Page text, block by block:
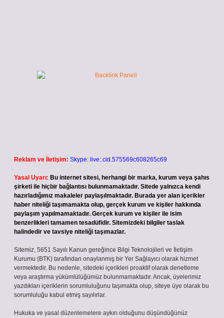
Reklam ve İletişim: Skype: live:.cid.575569c608265c69
Yasal Uyarı: Bu internet sitesi, herhangi bir marka, kurum veya şahıs
şirketi ile hiçbir bağlantısı bulunmamaktadır. Sitede yalnızca kendi
hazırladığımız makaleler paylaşılmaktadır. Burada yer alan içerikler
haber niteliği taşımamakta olup, gerçek kurum ve kişiler hakkında
paylaşım yapılmamaktadır. Gerçek kurum ve kişiler ile isim
benzerlikleri tamamen tesadüfidir. Sitemizdeki bilgiler taslak
halindedir ve tavsiye niteliği taşımazlar.
Sitemiz, 5651 Sayılı Kanun gereğince Bilgi Teknolojileri ve İletişim
Kurumu (BTK) tarafından onaylanmış bir Yer Sağlayıcı olarak hizmet
vermektedir. Bu nedenle, sitedeki içerikleri proaktif olarak denetleme
veya araştırma yükümlülüğümüz bulunmamaktadır. Ancak, üyelerimiz
yazdıkları içeriklerin sorumluluğunu taşımakta olup, siteye üye olarak bu
sorumluluğu kabul etmiş sayılırlar.
Hukuka ve yasal düzenlemelere aykırı olduğunu düşündüğünüz